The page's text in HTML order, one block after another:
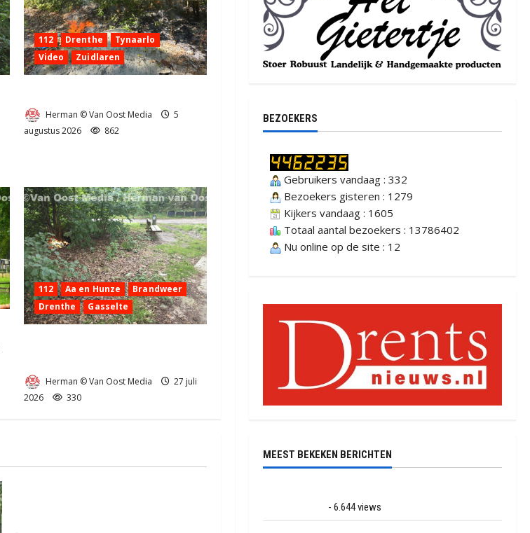
112 Drenthe
Tynaarlo
Video
Zuidlaren
Herman © Van Oost Media
5
augustus 2026
862
112 Aa en Hunze
Brandweer
Drenthe
Gasselte
Herman © Van Oost Media
27 juli
2026
330
BEZOEKERS
Gebruikers vandaag : 332
Bezoekers gisteren : 1279
Kijkers vandaag : 1605
Totaal aantal bezoekers : 13786402
Nu online op de site : 12
MEEST BEKEKEN BERICHTEN
- 6.644 views